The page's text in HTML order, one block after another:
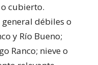
cubierto.
débiles o
y Río Bueno;
Ranco; nieve o